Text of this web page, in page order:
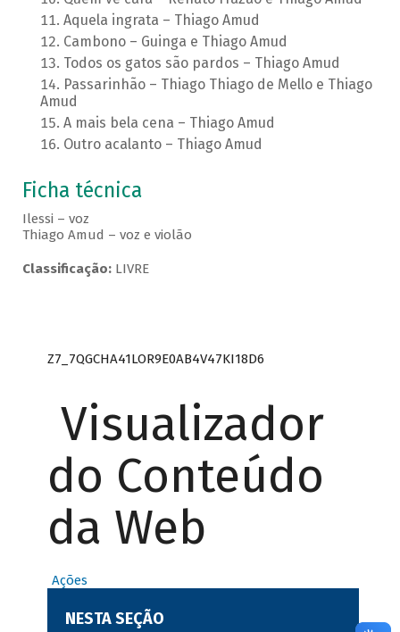
Aquela ingrata – Thiago Amud
Cambono – Guinga e Thiago Amud
Todos os gatos são pardos – Thiago Amud
Passarinhão – Thiago Thiago de Mello e Thiago
Amud
A mais bela cena – Thiago Amud
Outro acalanto – Thiago Amud
Ficha técnica
Ilessi – voz
Thiago Amud – voz e violão
Classificação: LIVRE
Z7_7QGCHA41LOR9E0AB4V47KI18D6
Visualizador
do Conteúdo
da Web
Ações
NESTA SEÇÃO